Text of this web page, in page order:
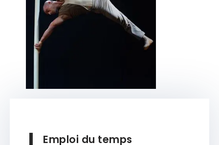
Emploi du temps